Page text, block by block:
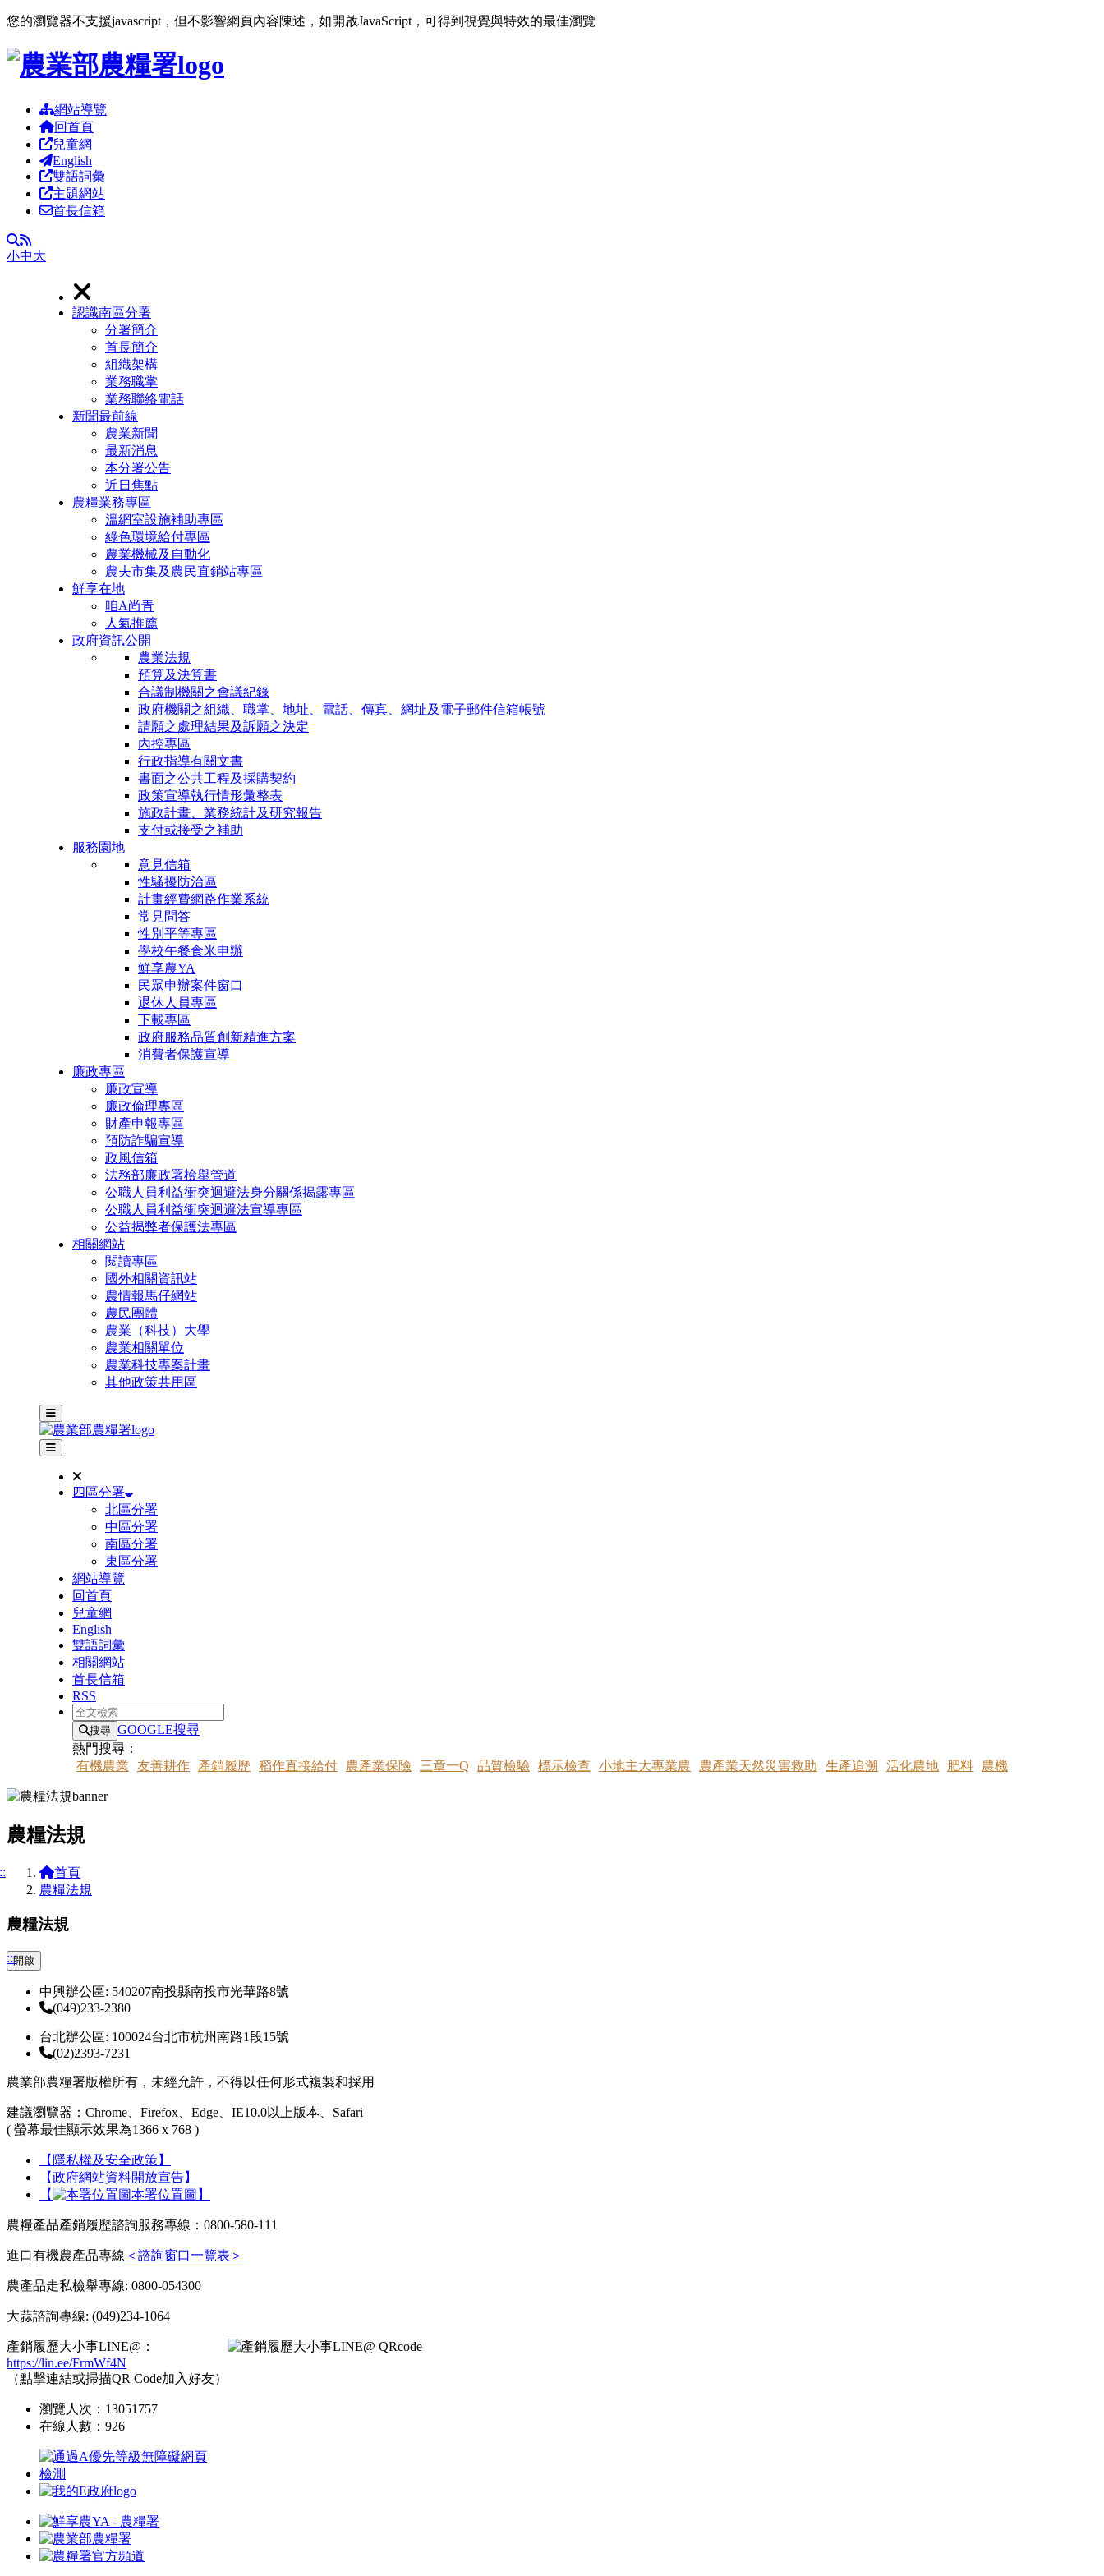
您的瀏覽器不支援javascript，但不影響網頁內容陳述，如開啟JavaScript，可得到視覺與特效的最佳瀏覽
跳到主要內容區塊
網站導覽
回首頁
兒童網
English
雙語詞彙
主題網站
首長信箱
全文檢索
RSS
小中大
認識南區分署
分署簡介
首長簡介
組織架構
業務職掌
業務聯絡電話
新聞最前線
農業新聞
最新消息
本分署公告
近日焦點
農糧業務專區
溫網室設施補助專區
綠色環境給付專區
農業機械及自動化
農夫市集及農民直銷站專區
鮮享在地
咱A尚青
人氣推薦
政府資訊公開
農業法規
預算及決算書
合議制機關之會議紀錄
政府機關之組織、職掌、地址、電話、傳真、網址及電子郵件信箱帳號
請願之處理結果及訴願之決定
內控專區
行政指導有關文書
書面之公共工程及採購契約
政策宣導執行情形彙整表
施政計畫、業務統計及研究報告
支付或接受之補助
服務園地
意見信箱
性騷擾防治區
計畫經費網路作業系統
常見問答
性別平等專區
學校午餐食米申辦
鮮享農YA
民眾申辦案件窗口
退休人員專區
下載專區
政府服務品質創新精進方案
消費者保護宣導
廉政專區
廉政宣導
廉政倫理專區
財產申報專區
預防詐騙宣導
政風信箱
法務部廉政署檢舉管道
公職人員利益衝突迴避法身分關係揭露專區
公職人員利益衝突迴避法宣導專區
公益揭弊者保護法專區
相關網站
閱讀專區
國外相關資訊站
農情報馬仔網站
農民團體
農業（科技）大學
農業相關單位
農業科技專案計畫
其他政策共用區
主選單
其他網站選單
四區分署
北區分署
中區分署
南區分署
東區分署
網站導覽
回首頁
兒童網
English
雙語詞彙
相關網站
首長信箱
RSS
全文檢索
搜尋 GOOGLE搜尋
熱門搜尋：
有機農業
友善耕作 產銷履歷 稻作直接給付 農產業保險 三章一Q 品質檢驗 標示檢查 小地主大專業農 農產業天然災害救助 生產追溯 活化農地 肥料 農機
農糧法規
首頁
農糧法規
農糧法規
:::開啟
中興辦公區: 540207南投縣南投市光華路8號
(049)233-2380
台北辦公區: 100024台北市杭州南路1段15號
(02)2393-7231
農業部農糧署版權所有，未經允許，不得以任何形式複製和採用
建議瀏覽器：Chrome、Firefox、Edge、IE10.0以上版本、Safari
( 螢幕最佳顯示效果為1366 x 768 )
【隱私權及安全政策】
【政府網站資料開放宣告】
【
本署位置圖】
農糧產品產銷履歷諮詢服務專線：0800-580-111
進口有機農產品專線 ＜諮詢窗口一覽表＞
農產品走私檢舉專線: 0800-054300
大蒜諮詢專線: (049)234-1064
產銷履歷大小事LINE@：
https://lin.ee/FrmWf4N
（點擊連結或掃描QR Code加入好友）
瀏覽人次： 13051757
在線人數： 926